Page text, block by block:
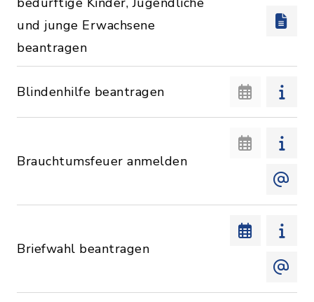
und junge Erwachsene
beantragen
Blindenhilfe beantragen
Brauchtumsfeuer anmelden
Briefwahl beantragen